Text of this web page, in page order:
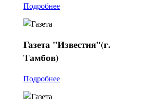
Подробнее
Газета "Известия"(г.
Тамбов)
Подробнее